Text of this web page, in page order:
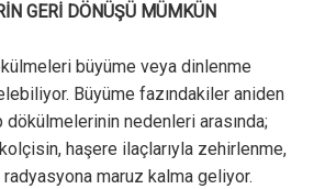
GERİ DÖNÜŞÜ MÜMKÜN
büyüme veya dinlenme
Büyüme fazındakiler aniden
dökülmelerinin nedenleri arasında;
haşere ilaçlarıyla zehirlenme,
maruz kalma geliyor.